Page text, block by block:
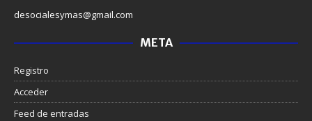
desocialesymas@gmail.com
META
Registro
Acceder
Feed de entradas